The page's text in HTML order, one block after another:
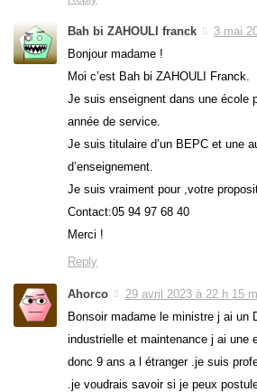
Bah bi ZAHOULI franck
3 mai
Bonjour madame !
Moi c’est Bah bi ZAHOULI Franck.
Je suis enseignent dans une école
année de service.
Je suis titulaire d’un BEPC et une
d’enseignement.
Je suis vraiment pour ,votre
Contact:05 94 97 68 40
Merci !
Reply
Ahorco
29 avril 2023 à 22 h 15
Bonsoir madame le ministre j ai un
industrielle et maintenance j ai une
donc 9 ans a l étranger .je suis
.je voudrais savoir si je peux